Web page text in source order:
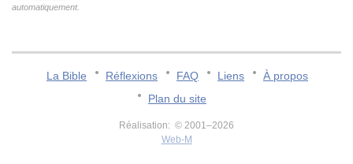
automatiquement.
La Bible Réflexions FAQ Liens
À propos
Plan du site
Réalisation: © 2001–2026
Web-M